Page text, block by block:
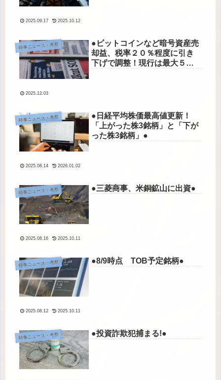
2025.09.17 2025.10.12
時事ニュース・考察
●ビットコインなど暗号資産売
却益、税率２０％程度に引き
下げで調整！現行は最大５
2025.12.03
時事ニュース・考察
●日経平均株価最高値更新！
「上がった株3銘柄」と「下が
った株3銘柄」●
2025.08.14 2026.01.02
時事ニュース・考察 ●三菱商事、米銅鉱山に出資●
2025.08.16 2025.10.11
時事ニュース・考察 ●8/9時点 TOB予定銘柄●
2025.08.12 2025.10.11
時事ニュース・考察 ●投資詐欺犯捕まる!●